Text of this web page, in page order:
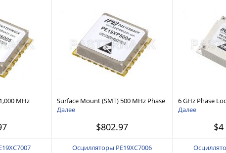
MHz
10 MHz
Surface Mount (SMT) 500 MHz Phase
Locked Oscillator, 10 MHz External
Далее
$802.97
6 GHz Phase
MHz External
Далее
$4
Осцилляторы PE19XC7006